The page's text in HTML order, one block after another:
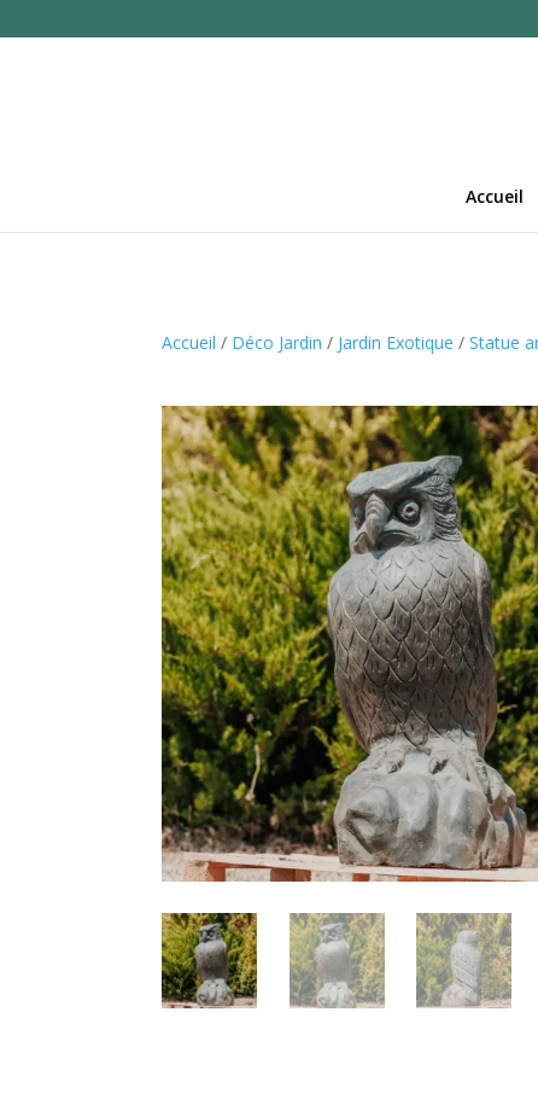
Accueil
Accueil / Déco Jardin / Jardin Exotique /Statue